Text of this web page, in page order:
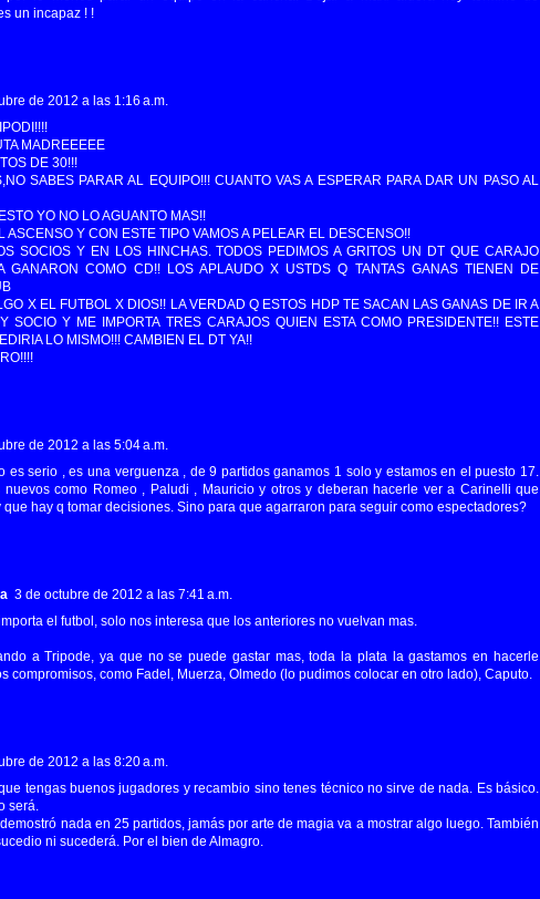
un incapaz ! !
de 2012 a las 1:16 a.m.
MADREEEEE
DE 30!!!
SABES PARAR AL EQUIPO!!! CUANTO VAS A ESPERAR PARA DAR UN PASO AL
YO NO LO AGUANTO MAS!!
ASCENSO Y CON ESTE TIPO VAMOS A PELEAR EL DESCENSO!!
SOCIOS Y EN LOS HINCHAS. TODOS PEDIMOS A GRITOS UN DT QUE CARAJO
GANARON COMO CD!! LOS APLAUDO X USTDS Q TANTAS GANAS TIENEN DE
X EL FUTBOL X DIOS!! LA VERDAD Q ESTOS HDP TE SACAN LAS GANAS DE IR A
SOCIO Y ME IMPORTA TRES CARAJOS QUIEN ESTA COMO PRESIDENTE!! ESTE
LO MISMO!!! CAMBIEN EL DT YA!!
de 2012 a las 5:04 a.m.
es serio , es una verguenza , de 9 partidos ganamos 1 solo y estamos en el puesto 17.
nuevos como Romeo , Paludi , Mauricio y otros y deberan hacerle ver a Carinelli que
que hay q tomar decisiones. Sino para que agarraron para seguir como espectadores?
3 de octubre de 2012 a las 7:41 a.m.
el futbol, solo nos interesa que los anteriores no vuelvan mas.
a Tripode, ya que no se puede gastar mas, toda la plata la gastamos en hacerle
compromisos, como Fadel, Muerza, Olmedo (lo pudimos colocar en otro lado), Caputo.
de 2012 a las 8:20 a.m.
tengas buenos jugadores y recambio sino tenes técnico no sirve de nada. Es básico.
será.
nada en 25 partidos, jamás por arte de magia va a mostrar algo luego. También
ni sucederá. Por el bien de Almagro.